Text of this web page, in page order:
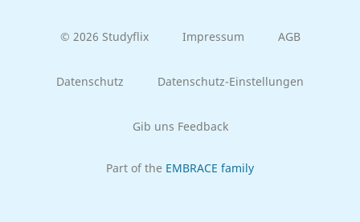
© 2026 Studyflix Impressum AGB
Datenschutz Datenschutz-Einstellungen
Gib uns Feedback
Part of the EMBRACE family